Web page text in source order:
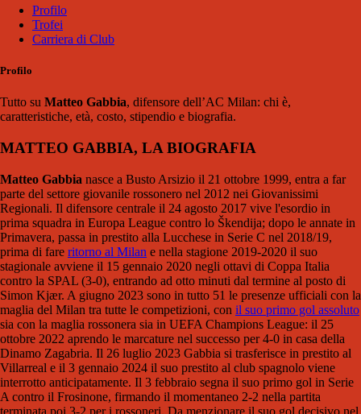
Profilo
Trofei
Carriera di Club
Profilo
Tutto su Matteo Gabbia, difensore dell’AC Milan: chi è,
caratteristiche, età, costo, stipendio e biografia.
MATTEO GABBIA, LA BIOGRAFIA
Matteo Gabbia nasce a Busto Arsizio il 21 ottobre 1999, entra a far
parte del settore giovanile rossonero nel 2012 nei Giovanissimi
Regionali. Il difensore centrale il 24 agosto 2017 vive l'esordio in
prima squadra in Europa League contro lo Škendija; dopo le annate in
Primavera, passa in prestito alla Lucchese in Serie C nel 2018/19,
prima di fare ritorno al Milan e nella stagione 2019-2020 il suo
stagionale avviene il 15 gennaio 2020 negli ottavi di Coppa Italia
contro la SPAL (3-0), entrando ad otto minuti dal termine al posto di
Simon Kjær. A giugno 2023 sono in tutto 51 le presenze ufficiali con la
maglia del Milan tra tutte le competizioni, con il suo primo gol assoluto
sia con la maglia rossonera sia in UEFA Champions League: il 25
ottobre 2022 aprendo le marcature nel successo per 4-0 in casa della
Dinamo Zagabria. Il 26 luglio 2023 Gabbia si trasferisce in prestito al
Villarreal e il 3 gennaio 2024 il suo prestito al club spagnolo viene
interrotto anticipatamente. Il 3 febbraio segna il suo primo gol in Serie
A contro il Frosinone, firmando il momentaneo 2-2 nella partita
terminata poi 3-2 per i rossoneri. Da menzionare il suo gol decisivo nel